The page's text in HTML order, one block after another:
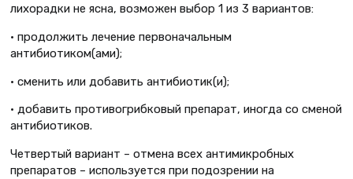
лихорадки не ясна, возможен выбор 1 из 3 вариантов:
• продолжить лечение первоначальным
антибиотиком(ами);
• сменить или добавить антибиотик(и);
• добавить противогрибковый препарат, иногда со сменой
антибиотиков.
Четвертый вариант – отмена всех антимикробных
препаратов – используется при подозрении на